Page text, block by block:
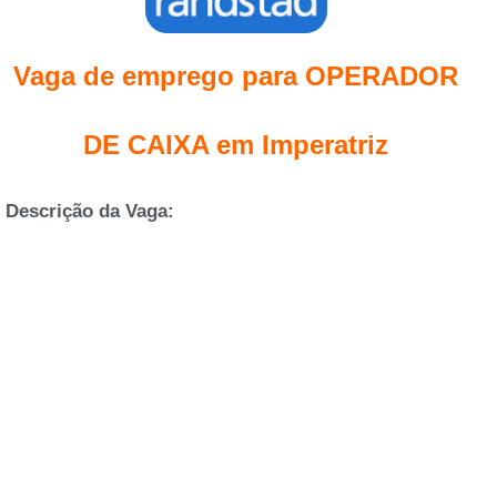
Vaga de emprego para OPERADOR
DE CAIXA em Imperatriz
Descrição da Vaga: